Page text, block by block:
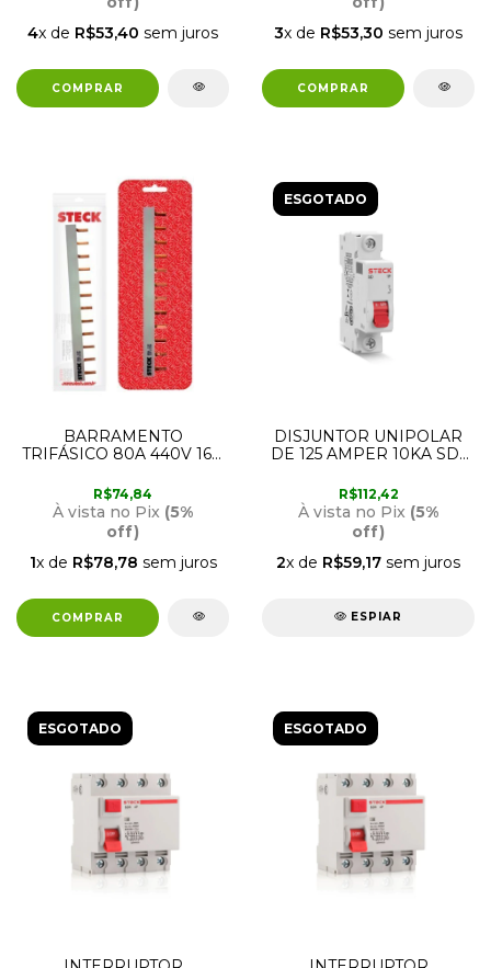
4x de R$53,40 sem juros
3x de R$53,30 sem juros
BARRAMENTO
TRIFÁSICO 80A 440V 16P
R$74,84
À vista no Pix (5%
off)
1x de R$78,78 sem juros
ESGOTADO
DISJUNTOR UNIPOLAR
DE 125 AMPER 10KA SD1
R$112,42
À vista no Pix (5%
off)
2x de R$59,17 sem juros
ESPIAR
ESGOTADO ESGOTADO